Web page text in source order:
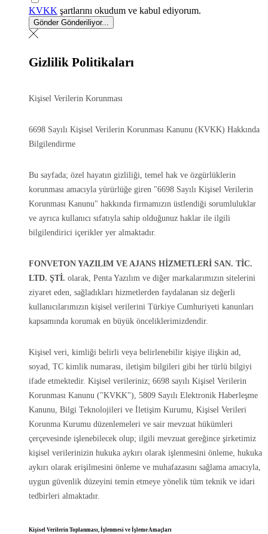
KVKK şartlarını okudum ve kabul ediyorum.
Gönder Gönderiliyor...
Gizlilik Politikaları
Kişisel Verilerin Korunması
6698 Sayılı Kişisel Verilerin Korunması Kanunu (KVKK) Hakkında
Bilgilendirme
Bu sayfada; özel hayatın gizliliği, temel hak ve özgürlüklerin
korunması amacıyla yürürlüğe giren "6698 Sayılı Kişisel Verilerin
Korunması Kanunu" hakkında firmamızın üstlendiği sorumluluklar
ve ayrıca kullanıcı sıfatıyla sahip olduğunuz haklar ile ilgili
bilgilendirici içerikler yer almaktadır.
FONVETON YAZILIM VE AJANS HİZMETLERİ SAN. TİC.
LTD. ŞTİ. olarak, Penta Yazılım ve diğer markalarımızın sitelerini
ziyaret eden, sağladıkları hizmetlerden faydalanan siz değerli
kullanıcılarımızın kişisel verilerini Türkiye Cumhuriyeti kanunları
kapsamında korumak en büyük önceliklerimizdendir.
Kişisel veri, kimliği belirli veya belirlenebilir kişiye ilişkin ad,
soyad, TC kimlik numarası, iletişim bilgileri gibi her türlü bilgiyi
ifade etmektedir. Kişisel verileriniz; 6698 sayılı Kişisel Verilerin
Korunması Kanunu ("KVKK"), 5809 Sayılı Elektronik Haberleşme
Kanunu, Bilgi Teknolojileri ve İletişim Kurumu, Kişisel Verileri
Korunma Kurumu düzenlemeleri ve sair mevzuat hükümleri
çerçevesinde işlenebilecek olup; ilgili mevzuat gereğince şirketimiz
kişisel verilerinizin hukuka aykırı olarak işlenmesini önleme, hukuka
aykırı olarak erişilmesini önleme ve muhafazasını sağlama amacıyla,
uygun güvenlik düzeyini temin etmeye yönelik tüm teknik ve idari
tedbirleri almaktadır.
Kişisel Verilerin Toplanması, İşlenmesi ve İşleme Amaçları